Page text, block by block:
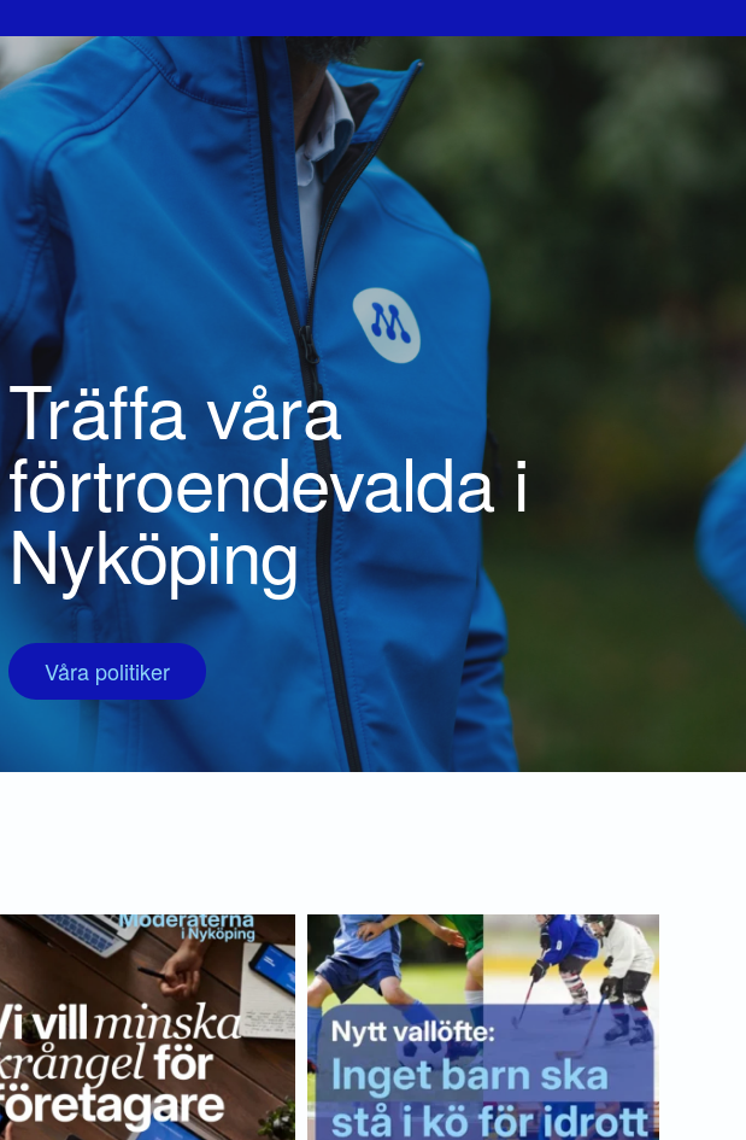
Träffa våra
förtroendevalda i
Nyköping
Våra politiker